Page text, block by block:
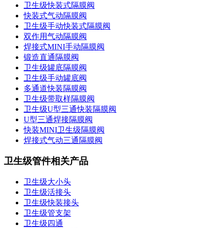
卫生级快装式隔膜阀
快装式气动隔膜阀
卫生级手动快装式隔膜阀
双作用气动隔膜阀
焊接式MINI手动隔膜阀
锻造直通隔膜阀
卫生级罐底隔膜阀
卫生级手动罐底阀
多通道快装隔膜阀
卫生级带取样隔膜阀
卫生级U型三通快装隔膜阀
U型三通焊接隔膜阀
快装MINI卫生级隔膜阀
焊接式气动三通隔膜阀
卫生级管件相关产品
卫生级大小头
卫生级活接头
卫生级快装接头
卫生级管支架
卫生级四通